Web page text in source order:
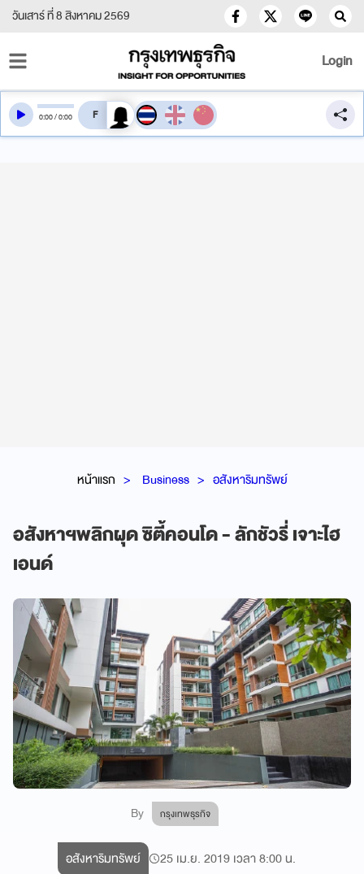
วันเสาร์ ที่ 8 สิงหาคม 2569
Login
หน้าแรก Business อสังหาริมทรัพย์
อสังหาฯพลิกผุด ซิตี้คอนโด - ลักชัวรี่ เจาะไฮ
เอนด์
By กรุงเทพธุรกิจ
0:00/0:00 สลับเสียงอ่าน
อสังหาริมทรัพย์ 25 เม.ย. 2019 เวลา 8:00 น.